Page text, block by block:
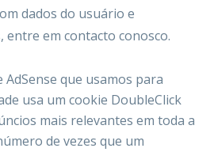
dados do usuário e
entre em contacto conosco.
AdSense que usamos para
usa um cookie DoubleClick
mais relevantes em toda a
de vezes que um